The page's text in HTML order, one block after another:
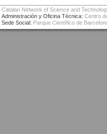
Catalan Network of Science and
Administración y Oficina Técnica: Centro
Sede Social: Parque Científico de